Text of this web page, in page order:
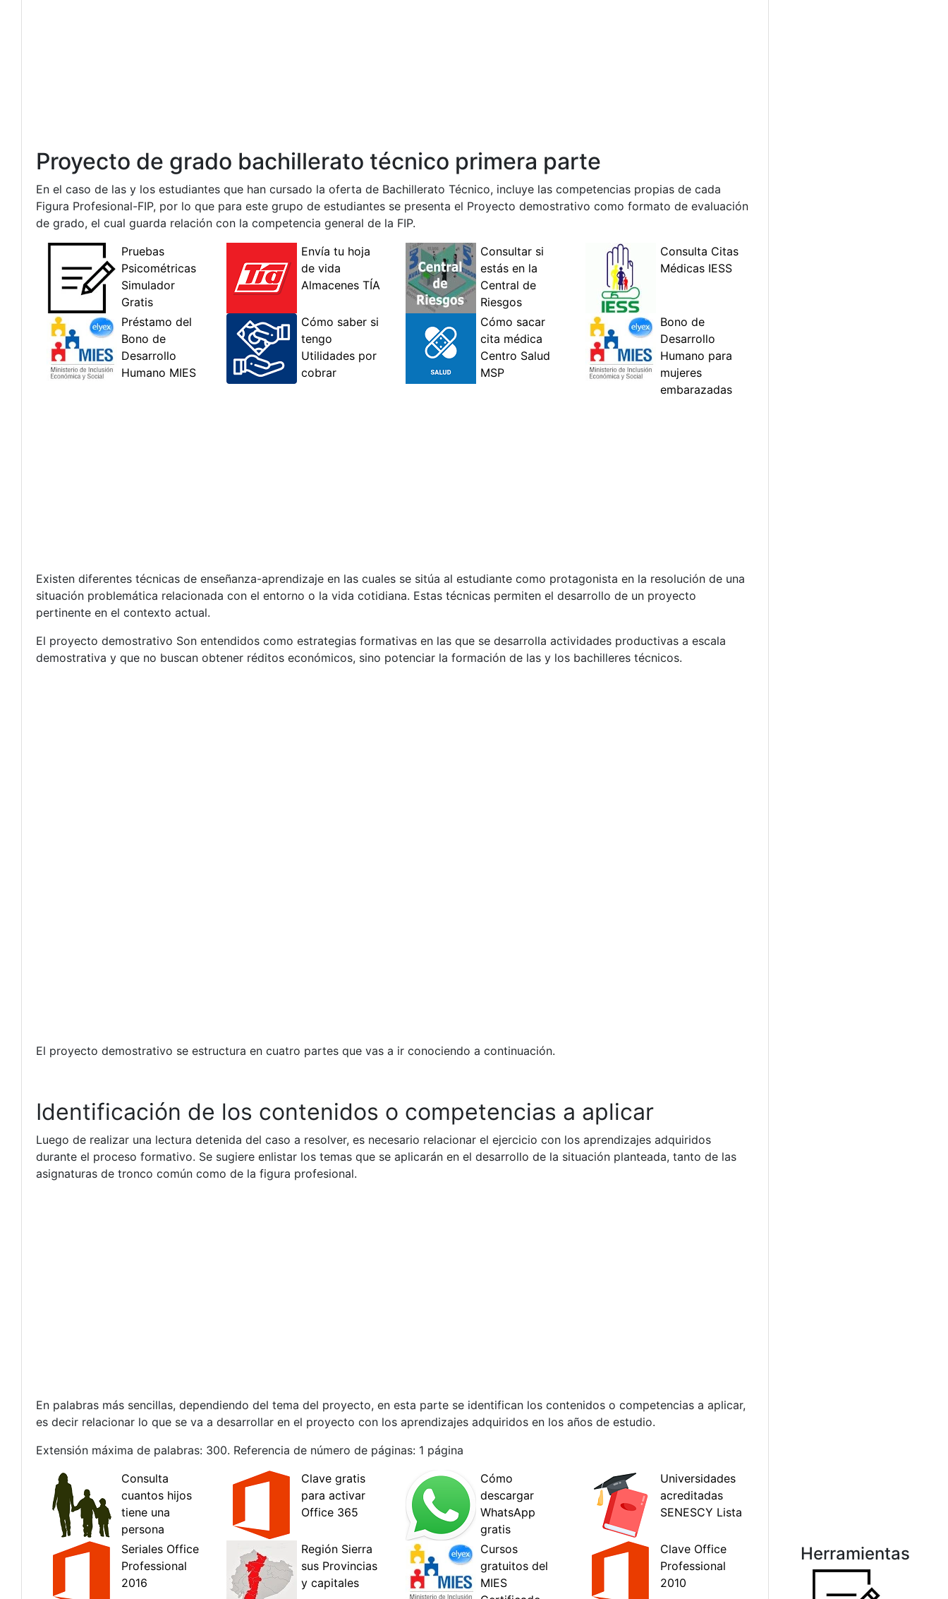
Proyecto de grado bachillerato técnico primera parte
En el caso de las y los estudiantes que han cursado la oferta de Bachillerato Técnico, incluye las competencias propias de cada
Figura Profesional-FIP, por lo que para este grupo de estudiantes se presenta el Proyecto demostrativo como formato de evaluación
de grado, el cual guarda relación con la competencia general de la FIP.
Existen diferentes técnicas de enseñanza-aprendizaje en las cuales se sitúa al estudiante como protagonista en la resolución de una
situación problemática relacionada con el entorno o la vida cotidiana. Estas técnicas permiten el desarrollo de un proyecto
pertinente en el contexto actual.
El proyecto demostrativo Son entendidos como estrategias formativas en las que se desarrolla actividades productivas a escala
demostrativa y que no buscan obtener réditos económicos, sino potenciar la formación de las y los bachilleres técnicos.
El proyecto demostrativo se estructura en cuatro partes que vas a ir conociendo a continuación.
Identificación de los contenidos o competencias a aplicar
Luego de realizar una lectura detenida del caso a resolver, es necesario relacionar el ejercicio con los aprendizajes adquiridos
durante el proceso formativo. Se sugiere enlistar los temas que se aplicarán en el desarrollo de la situación planteada, tanto de las
asignaturas de tronco común como de la figura profesional.
En palabras más sencillas, dependiendo del tema del proyecto, en esta parte se identifican los contenidos o competencias a aplicar,
es decir relacionar lo que se va a desarrollar en el proyecto con los aprendizajes adquiridos en los años de estudio.
Extensión máxima de palabras: 300. Referencia de número de páginas: 1 página
Herramientas